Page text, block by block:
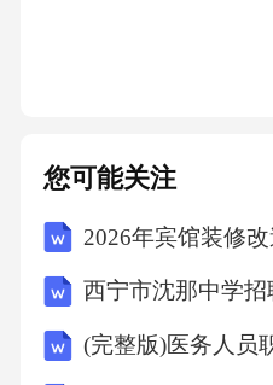
您可能关注
2026年宾馆装修
西宁市沈那中学